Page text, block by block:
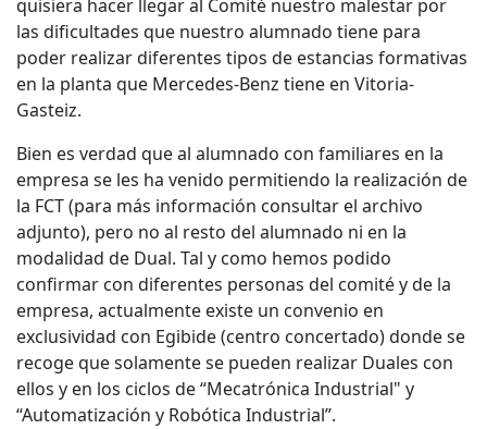
quisiera hacer llegar al Comité nuestro malestar por
las dificultades que nuestro alumnado tiene para
poder realizar diferentes tipos de estancias formativas
en la planta que Mercedes-Benz tiene en Vitoria-
Gasteiz.
Bien es verdad que al alumnado con familiares en la
empresa se les ha venido permitiendo la realización de
la FCT (para más información consultar el archivo
adjunto), pero no al resto del alumnado ni en la
modalidad de Dual. Tal y como hemos podido
confirmar con diferentes personas del comité y de la
empresa, actualmente existe un convenio en
exclusividad con Egibide (centro concertado) donde se
recoge que solamente se pueden realizar Duales con
ellos y en los ciclos de “Mecatrónica Industrial" y
“Automatización y Robótica Industrial”.